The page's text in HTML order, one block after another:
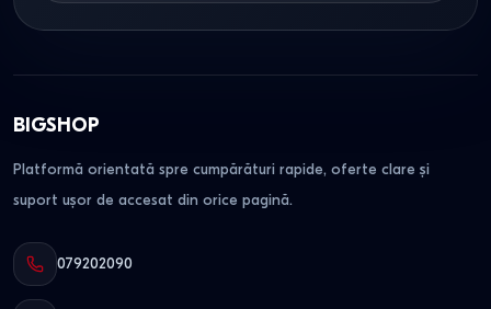
BIGSHOP
Platformă orientată spre cumpărături rapide, oferte clare și
suport ușor de accesat din orice pagină.
079202090